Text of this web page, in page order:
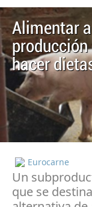
Alimentar
producción
hacer
Eurocarne
Un
que se